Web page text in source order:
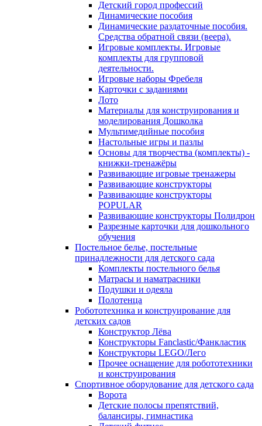
Детский город профессий
Динамические пособия
Динамические раздаточные пособия.
Средства обратной связи (веера).
Игровые комплекты. Игровые
комплекты для групповой
деятельности.
Игровые наборы Фребеля
Карточки с заданиями
Лото
Материалы для конструирования и
моделирования Дошколка
Мультимедийные пособия
Настольные игры и пазлы
Основы для творчества (комплекты) -
книжки-тренажёры
Развивающие игровые тренажеры
Развивающие конструкторы
Развивающие конструкторы
POPULAR
Развивающие конструкторы Полидрон
Разрезные карточки для дошкольного
обучения
Постельное белье, постельные
принадлежности для детского сада
Комплекты постельного белья
Матрасы и наматрасники
Подушки и одеяла
Полотенца
Робототехника и конструирование для
детских садов
Конструктор Лёва
Конструкторы Fanclastic/Фанкластик
Конструкторы LEGO/Лего
Прочее оснащение для робототехники
и конструирования
Спортивное оборудование для детского сада
Ворота
Детские полосы препятствий,
балансиры, гимнастика